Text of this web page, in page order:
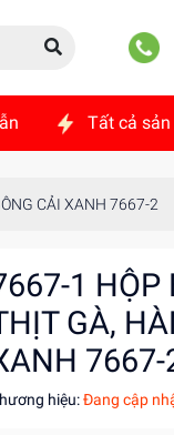
Tất cả
CẢI XANH 7667-2
1 HỘP
GÀ,
7667-
hiệu:Đang cập